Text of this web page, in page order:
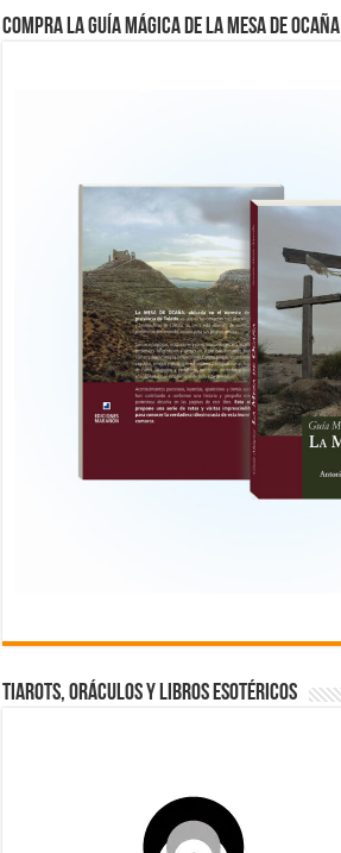
COMPRA LA GUÍA MÁGICA DE LA MESA DE OCAÑA
TIAROTS, ORÁCULOS Y LIBROS ESOTÉRICOS